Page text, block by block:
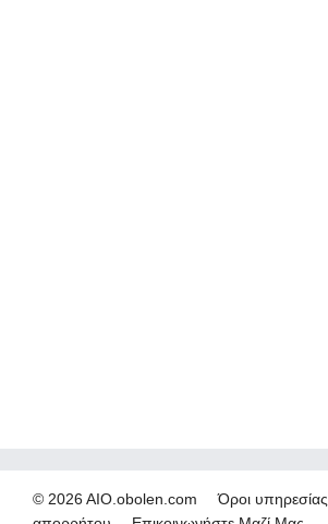
© 2026 AIO.obolen.com Όροι υπηρεσίας